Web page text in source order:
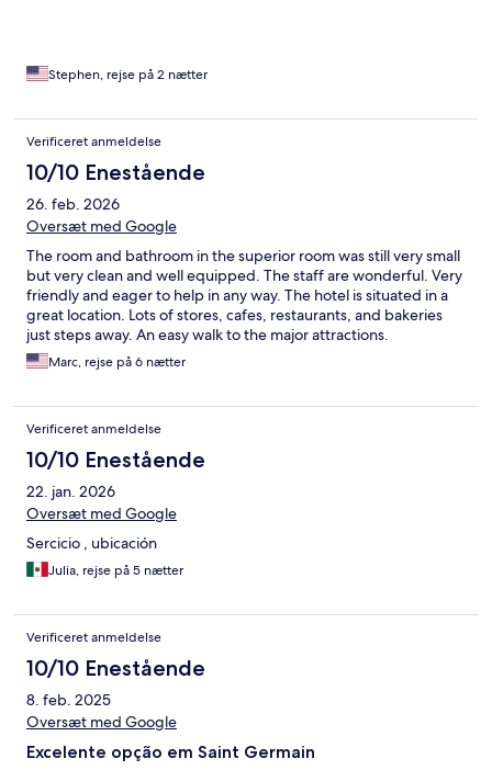
Stephen, rejse på 2 nætter
Verificeret anmeldelse
10/10 Enestående
26. feb. 2026
Oversæt med Google
The room and bathroom in the superior room was still very small
but very clean and well equipped. The staff are wonderful. Very
friendly and eager to help in any way. The hotel is situated in a
great location. Lots of stores, cafes, restaurants, and bakeries
just steps away. An easy walk to the major attractions.
Marc, rejse på 6 nætter
Verificeret anmeldelse
10/10 Enestående
22. jan. 2026
Oversæt med Google
Sercicio , ubicación
Julia, rejse på 5 nætter
Verificeret anmeldelse
10/10 Enestående
8. feb. 2025
Oversæt med Google
Excelente opção em Saint Germain